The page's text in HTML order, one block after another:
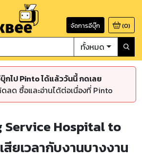
จัดการอีบุ๊ก (0)
ทั้งหมด
กไป Pinto ได้แล้ววันนี้ กดเลย
ลด ซื้อและอ่านได้ต่อเนื่องที่ Pinto
Service Hospital to
สียเวลากับงานบางงาน